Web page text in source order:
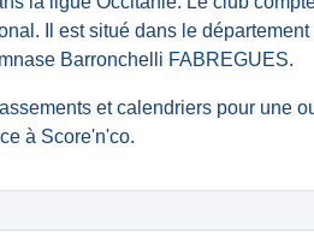
Il est situé dans le département
Barronchelli FABREGUES.
et calendriers pour une
à Score'n'co.